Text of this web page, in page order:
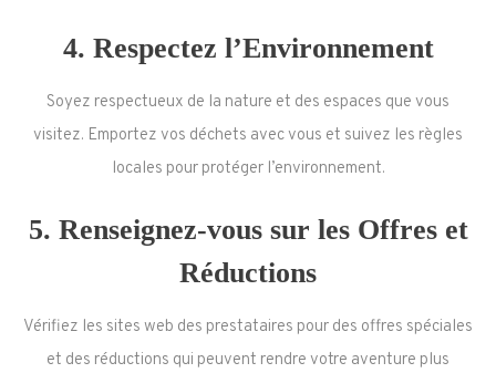
4. Respectez l’Environnement
Soyez respectueux de la nature et des espaces que vous
visitez. Emportez vos déchets avec vous et suivez les règles
locales pour protéger l’environnement.
5. Renseignez-vous sur les Offres et
Réductions
Vérifiez les sites web des prestataires pour des offres spéciales
et des réductions qui peuvent rendre votre aventure plus